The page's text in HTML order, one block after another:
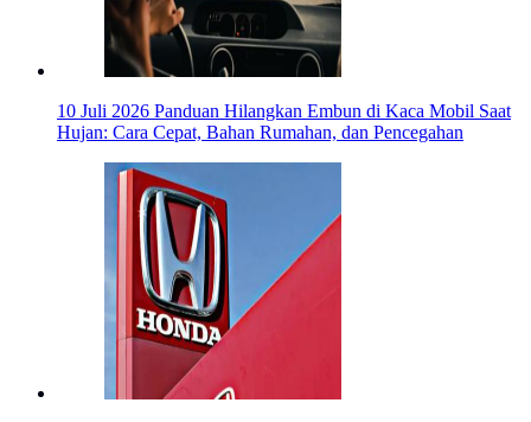
10 Juli 2026 Panduan Hilangkan Embun di Kaca Mobil Saat
Hujan: Cara Cepat, Bahan Rumahan, dan Pencegahan